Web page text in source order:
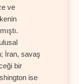
ve
İran, savaş
bir
ise